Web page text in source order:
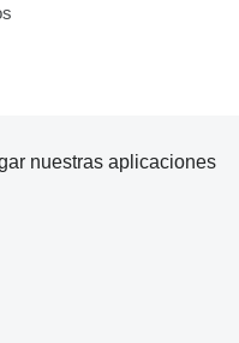
nuestras aplicaciones